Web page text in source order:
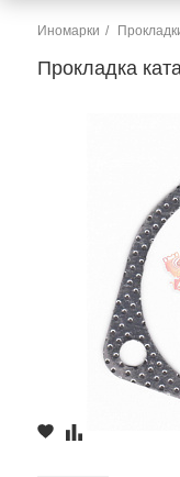
Иномарки
Прокладка